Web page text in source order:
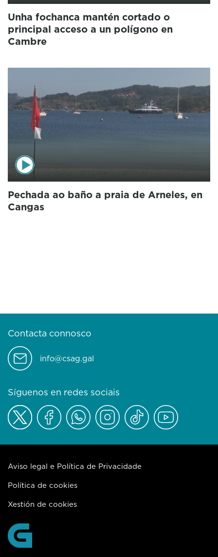
Unha fochanca mantén cortado o
principal acceso a un polígono en
Cambre
Pechada ao baño a praia de Arneles, en
Cangas
Contacta connosco
info@csag.gal
Síguenos en redes sociais
Aviso legal e Política de Privacidade
Política de cookies
Xestión de cookies